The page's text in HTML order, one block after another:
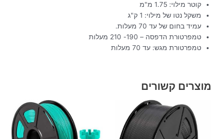
קוטר מילוי: 1.75 מ"מ
משקל נטו של מילוי: 1 ק"ג
עמיד בחום של עד 70 מעלות.
טמפרטורת הדפסה – 190- 210 מעלות
טמפרטורת מגש: עד 70 מעלות
מוצרים קשורים